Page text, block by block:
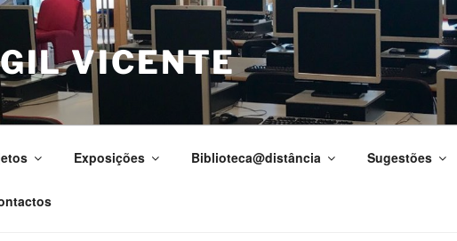
VICENTE
Exposições Biblioteca@distância Sugestões